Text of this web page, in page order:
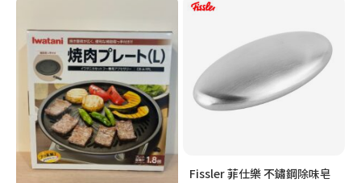
Fissler 菲仕樂 不鏽鋼除味皂